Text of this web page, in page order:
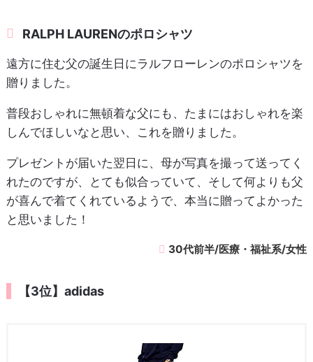
RALPH LAURENのポロシャツ
遠方に住む父の誕生日にラルフローレンのポロシャツを
贈りました。
普段おしゃれに無頓着な父にも、たまにはおしゃれを楽
しんでほしいなと思い、これを贈りました。
プレゼントが届いた翌日に、母が写真を撮って送ってく
れたのですが、とても似合っていて、そして何よりも父
が喜んで着てくれているようで、本当に贈ってよかった
と思いました！
30代前半/医療・福祉系/女性
【3位】adidas